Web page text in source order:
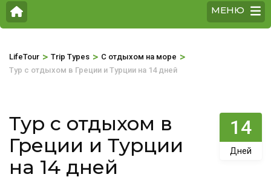
МЕНЮ
LifeTour > Trip Types > С отдыхом на море >
Тур с отдыхом в Греции и Турции на 14 дней
Тур с отдыхом в
Греции и Турции
на 14 дней
14
Дней